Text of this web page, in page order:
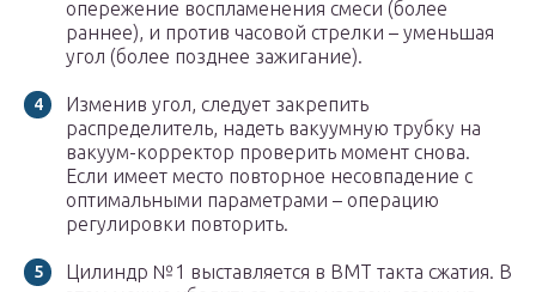
опережение воспламенения смеси (более
раннее), и против часовой стрелки – уменьшая
угол (более позднее зажигание).
Изменив угол, следует закрепить
распределитель, надеть вакуумную трубку на
вакуум-корректор проверить момент снова.
Если имеет место повторное несовпадение с
оптимальными параметрами – операцию
регулировки повторить.
Цилиндр №1 выставляется в ВМТ такта сжатия. В